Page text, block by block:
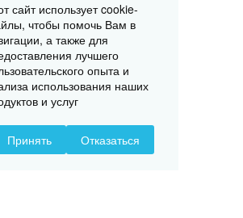
сайт использует cookie-
чтобы помочь Вам в
а также для
лучшего
опыта и
использования наших
и услуг
Принять Отказаться